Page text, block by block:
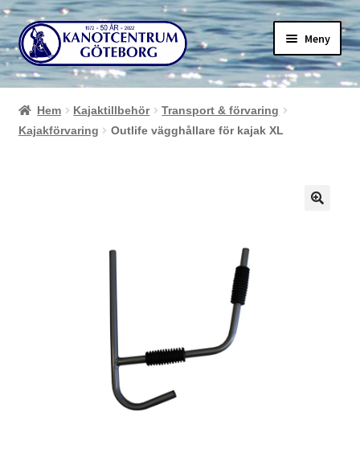
Hoppa
till
navigering
Hoppa
till
innehåll
Meny
Hem Kajaktillbehör
Transport & förvaring
Kajakförvaring
Outlife vägghållare för kajak XL